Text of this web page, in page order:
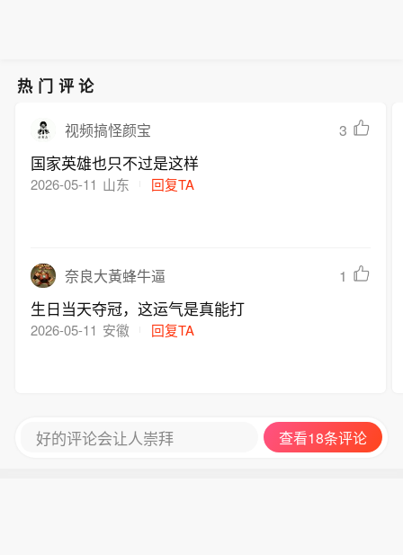
热门评论
视频搞怪颜宝 3
国家英雄也只不过是这样
2026-05-11 山东 回复TA
奈良大黃蜂牛逼 1
生日当天夺冠，这运气是真能打
2026-05-11 安徽 回复TA
好的评论会让人崇拜 查看18条评论